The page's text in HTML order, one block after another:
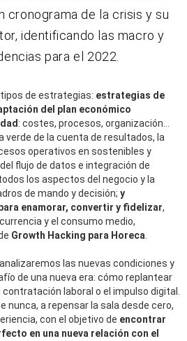
cronograma de la crisis y su
identificando las macro y
para el 2022.
de estrategias: estrategias de
del plan económico
: costes, procesos, organización…
verde de la cuenta de resultados, la
operativos en sostenibles y
flujo de datos e integración de
los aspectos del negocio y la
de mando y decisión; y
enamorar, convertir y fidelizar,
y el consumo medio,
Growth Hacking para Horeca
las nuevas condiciones y
de una nueva era: cómo replantear
contratación laboral o el impulso digital.
nunca, a repensar la sala desde cero,
con el objetivo de encontrar
en una nueva relación con el